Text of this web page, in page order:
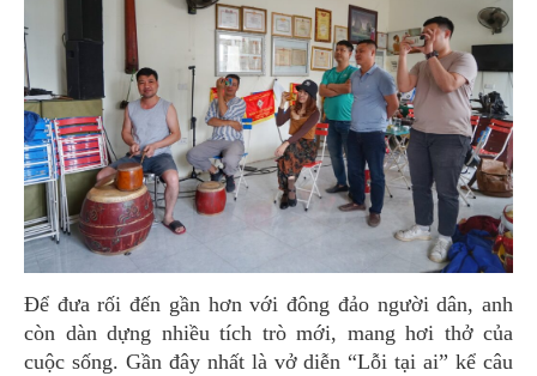
Để đưa rối đến gần hơn với đông đảo người dân, anh
còn dàn dựng nhiều tích trò mới, mang hơi thở của
cuộc sống. Gần đây nhất là vở diễn “Lỗi tại ai” kể câu